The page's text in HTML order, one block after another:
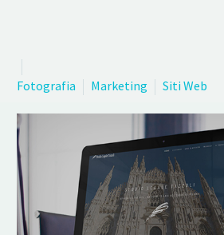
Fotografia Marketing Siti Web